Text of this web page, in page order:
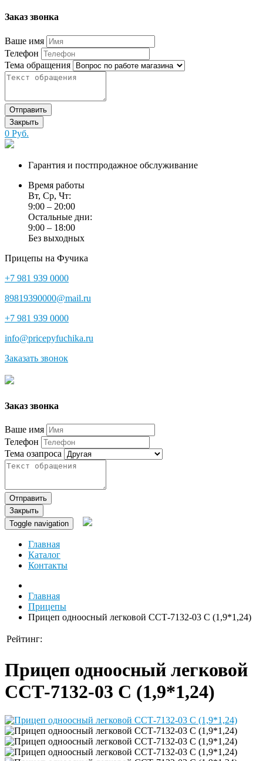
Заказ звонка
Ваше имя
Телефон
Тема обращения
Отправить
Закрыть
0 Руб.
Гарантия и постпродажное обслуживание
Время работы
Вт, Ср, Чт:
9:00 – 20:00
Остальные дни:
9:00 – 18:00
Без выходных
Прицепы на Фучика
+7 981 939 0000
89819390000@mail.ru
+7 981 939 0000
info@pricepyfuchika.ru
Заказать звонок
Заказ звонка
Ваше имя
Телефон
Тема озапроса
Отправить
Закрыть
Toggle navigation
Главная
Каталог
Контакты
Главная
Прицепы
Прицеп одноосный легковой ССТ-7132-03 С (1,9*1,24)
Рейтинг:
Прицеп одноосный легковой
ССТ-7132-03 С (1,9*1,24)